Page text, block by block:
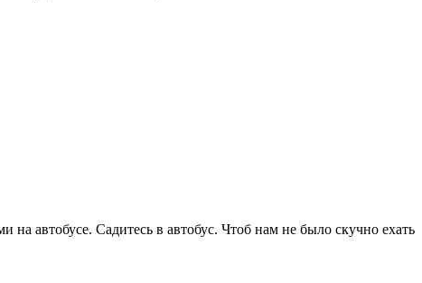
автобусе. Садитесь в автобус. Чтоб нам не было скучно ехать